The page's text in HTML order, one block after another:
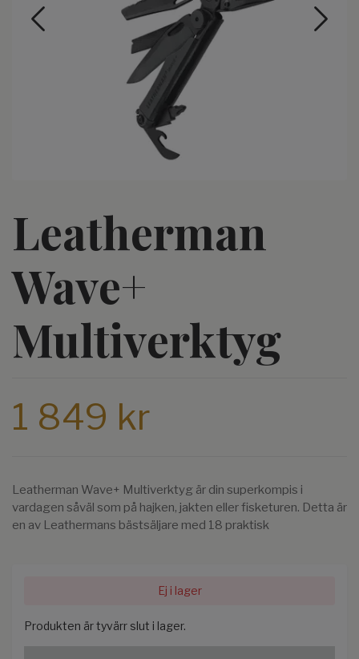
Leatherman
Wave+
Multiverktyg
1 849 kr
Leatherman Wave+ Multiverktyg är din superkompis i
vardagen såväl som på hajken, jakten eller fisketuren. Detta är
en av Leathermans bästsäljare med 18 praktisk
Ej i lager
Produkten är tyvärr slut i lager.